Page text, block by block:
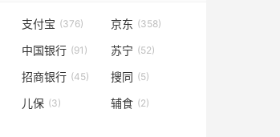
支付宝 (376) 京东 (358)
中国银行 (91) 苏宁 (52)
招商银行 (45) 搜同 (5)
儿保 (3) 辅食 (2)